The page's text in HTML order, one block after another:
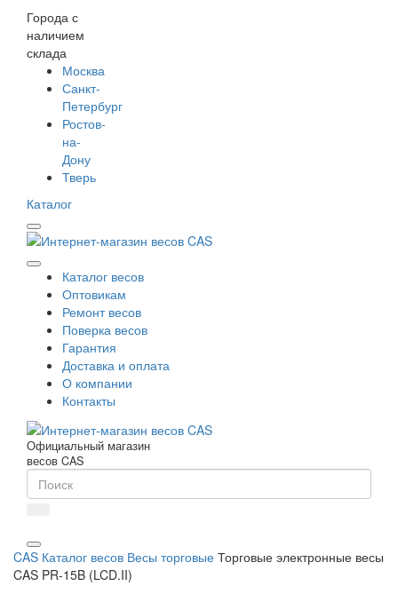
Города с
наличием
склада
Москва
Санкт-
Петербург
Ростов-
на-
Дону
Тверь
Каталог
Каталог весов
Оптовикам
Ремонт весов
Поверка весов
Гарантия
Доставка и оплата
О компании
Контакты
Официальный магазин
весов CAS
CAS Каталог весов Весы торговые Торговые электронные весы
CAS PR-15B (LCD.II)